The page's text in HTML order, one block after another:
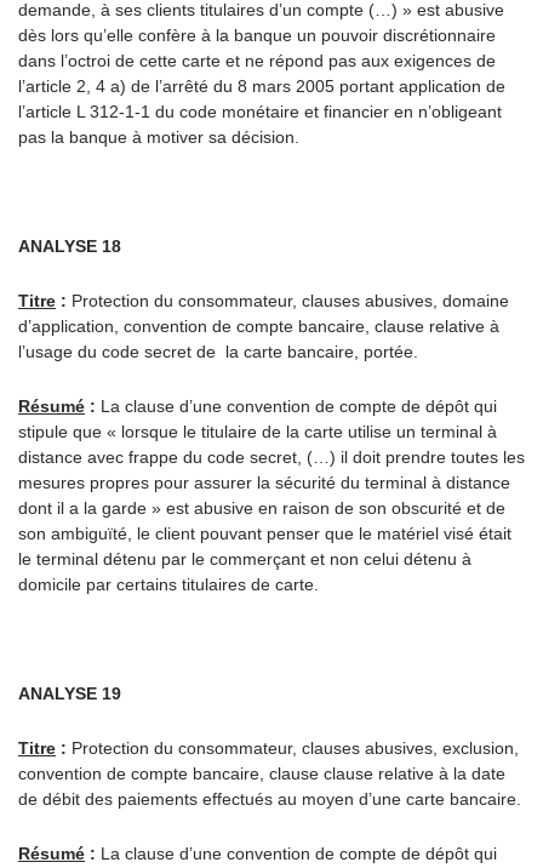
demande, à ses clients titulaires d’un compte (…) » est abusive
dès lors qu’elle confère à la banque un pouvoir discrétionnaire
dans l’octroi de cette carte et ne répond pas aux exigences de
l’article 2, 4 a) de l’arrêté du 8 mars 2005 portant application de
l’article L 312-1-1 du code monétaire et financier en n’obligeant
pas la banque à motiver sa décision.
ANALYSE 18
Titre : Protection du consommateur, clauses abusives, domaine
d’application, convention de compte bancaire, clause relative à
l’usage du code secret de la carte bancaire, portée.
Résumé : La clause d’une convention de compte de dépôt qui
stipule que « lorsque le titulaire de la carte utilise un terminal à
distance avec frappe du code secret, (…) il doit prendre toutes les
mesures propres pour assurer la sécurité du terminal à distance
dont il a la garde » est abusive en raison de son obscurité et de
son ambiguïté, le client pouvant penser que le matériel visé était
le terminal détenu par le commerçant et non celui détenu à
domicile par certains titulaires de carte.
ANALYSE 19
Titre : Protection du consommateur, clauses abusives, exclusion,
convention de compte bancaire, clause clause relative à la date
de débit des paiements effectués au moyen d’une carte bancaire.
Résumé : La clause d’une convention de compte de dépôt qui